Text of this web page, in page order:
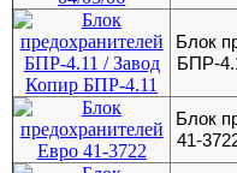
Блок
БПР-
Блок
41-